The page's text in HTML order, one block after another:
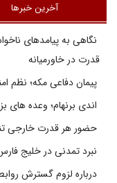
آخرین خبرها
نگاهی به پیامدهای
قدرت در خاورمیانه
پیمان دفاعی مکه؛ نظم
اندی برنهام؛ وعده
حضور هر قدرت خارجی
نبرد تمدنی در خلیج
درباره لزوم گسترش